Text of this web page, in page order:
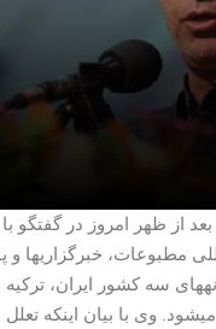
از ظهر امروز در گفتگو
مطبوعات، خبرگزاریها و
سه کشور ایران،
وی با بیان اینکه